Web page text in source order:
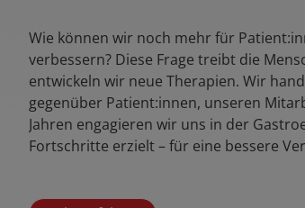
Wie können wir noch mehr für
verbessern? Diese Frage treibt die
entwickeln wir neue Therapien. Wir
gegenüber Patient:innen, unseren
Jahren engagieren wir uns in der
Fortschritte erzielt – für eine bessere